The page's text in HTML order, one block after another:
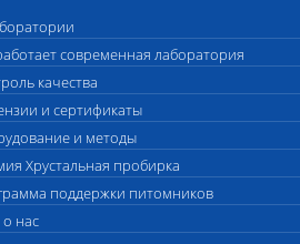
современная лаборатория
качества
и сертификаты
и методы
Хрустальная пробирка
поддержки питомников
нас